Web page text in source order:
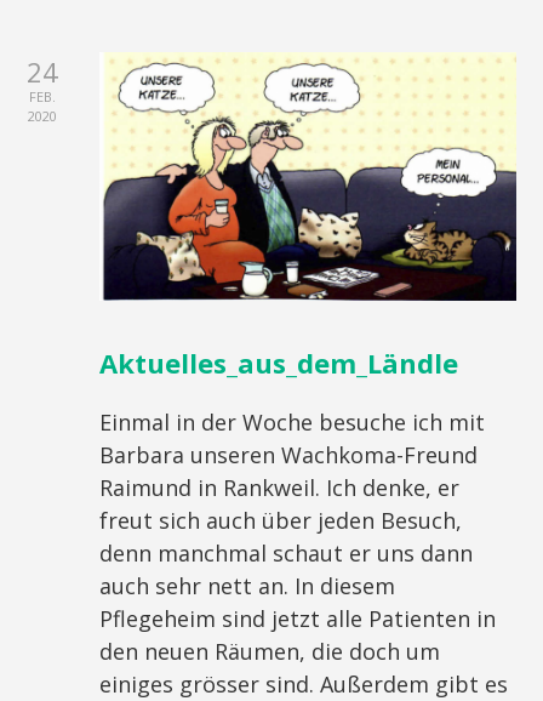
24
FEB.
2020
Aktuelles_aus_dem_Ländle
Einmal in der Woche besuche ich mit
Barbara unseren Wachkoma-Freund
Raimund in Rankweil. Ich denke, er
freut sich auch über jeden Besuch,
denn manchmal schaut er uns dann
auch sehr nett an. In diesem
Pflegeheim sind jetzt alle Patienten in
den neuen Räumen, die doch um
einiges grösser sind. Außerdem gibt es